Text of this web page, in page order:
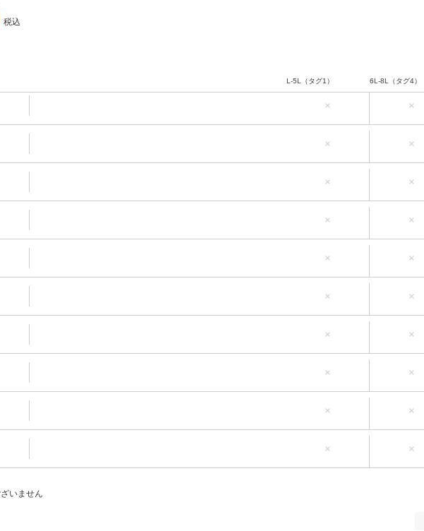
税込
L-5L（タグ1）
×
6L-8L（タグ4）
×
× ×
× ×
× ×
× ×
× ×
× ×
× ×
× ×
× ×
いません